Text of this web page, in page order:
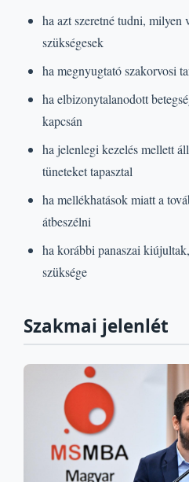
ha azt szeretné tudni, milyen
szükségesek
ha megnyugtató szakorvosi
ha elbizonytalanodott
kapcsán
ha jelenlegi kezelés mellett
tüneteket tapasztal
ha mellékhatások miatt a
átbeszélni
ha korábbi panaszai
szüksége
Szakmai jelenlét